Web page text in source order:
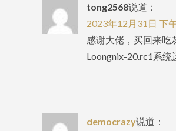
tong2568说道：
2023年12月31日 下
感谢大佬，买回来吃
Loongnix-20.rc1系统
democrazy说道：